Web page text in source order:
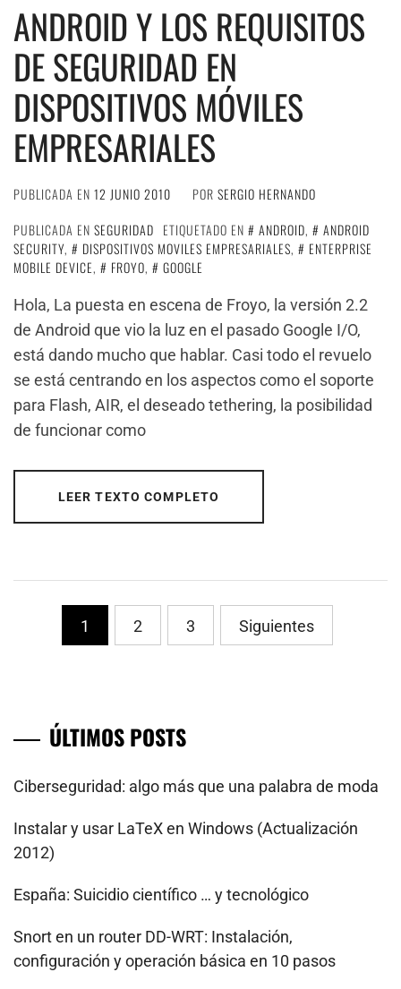
ANDROID Y LOS REQUISITOS
DE SEGURIDAD EN
DISPOSITIVOS MÓVILES
EMPRESARIALES
PUBLICADA EN 12 JUNIO 2010 POR SERGIO HERNANDO
PUBLICADA EN SEGURIDAD ETIQUETADO EN ANDROID,
ANDROID
SECURITY, DISPOSITIVOS MOVILES EMPRESARIALES,
ENTERPRISE
MOBILE DEVICE, FROYO,
GOOGLE
Hola, La puesta en escena de Froyo, la versión 2.2
de Android que vio la luz en el pasado Google I/O,
está dando mucho que hablar. Casi todo el revuelo
se está centrando en los aspectos como el soporte
para Flash, AIR, el deseado tethering, la posibilidad
de funcionar como
LEER TEXTO COMPLETO
PaginaciÃ³n
1 2 3 Siguientes
ÚLTIMOS POSTS
Ciberseguridad: algo más que una palabra de moda
Instalar y usar LaTeX en Windows (Actualización
2012)
España: Suicidio científico … y tecnológico
Snort en un router DD-WRT: Instalación,
configuración y operación básica en 10 pasos